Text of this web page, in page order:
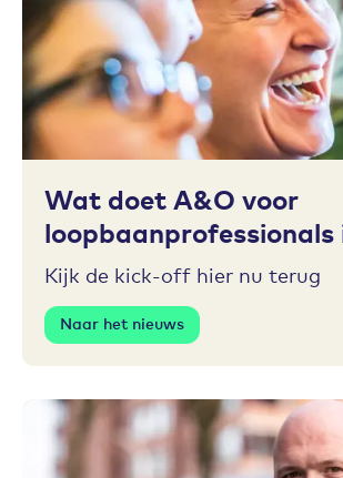
Toevoegen aan favorieten
Wat doet A&O voor
loopbaanprofessionals
Kijk de kick-off hier nu terug
Naar het nieuws